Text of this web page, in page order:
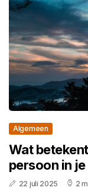
Algemeen
Wat
persoon in
22 juli 2025 2